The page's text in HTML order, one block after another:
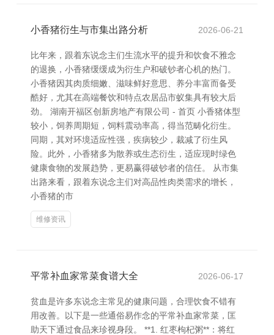
小香猪衍生与市集出路分析 2026-06-21
比年来，跟着东说念主们生流水平的提升和饮食不雅念
的退换，小香猪缓缓成为衍生户和破钞者心机的热门。
小香猪因其肉质细嫩、滋味鲜好意思、养分丰富而备受
酷好，尤其在高端餐饮和特点农居品市蚁集具有较大后
劲。 湖南开福区创新房地产有限公司 - 首页 小香猪体型
较小，饲养周期短，饲料震动率高，得当范畴化衍生。
同期，其对环境适应性强，疾病较少，裁减了衍生风
险。此外，小香猪多为散养或生态衍生，适应现时绿色
健康食物的发展趋势，更易赢得破钞者的信任。 从市集
出路来看，跟着东说念主们对高品性肉类需求的增长，
小香猪的市
维修资讯
平常补血家常菜食谱大全 2026-06-17
贫血是许多东说念主常见的健康问题，合理饮食不错有
用改善。以下是一些通俗易作念的平常补血家常菜，匡
助天下通过食品来珍视身段。 **1. 红枣枸杞粥**：将红